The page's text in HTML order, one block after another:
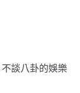
談八卦的娛樂